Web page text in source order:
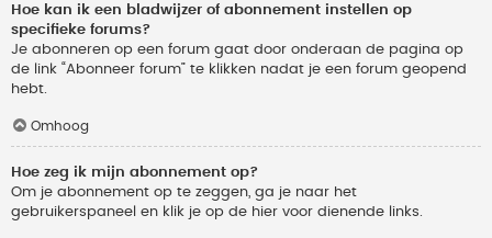
Hoe kan ik een bladwijzer of abonnement instellen op
specifieke forums?
Je abonneren op een forum gaat door onderaan de pagina op
de link “Abonneer forum” te klikken nadat je een forum geopend
hebt.
Omhoog
Hoe zeg ik mijn abonnement op?
Om je abonnement op te zeggen, ga je naar het
gebruikerspaneel en klik je op de hier voor dienende links.